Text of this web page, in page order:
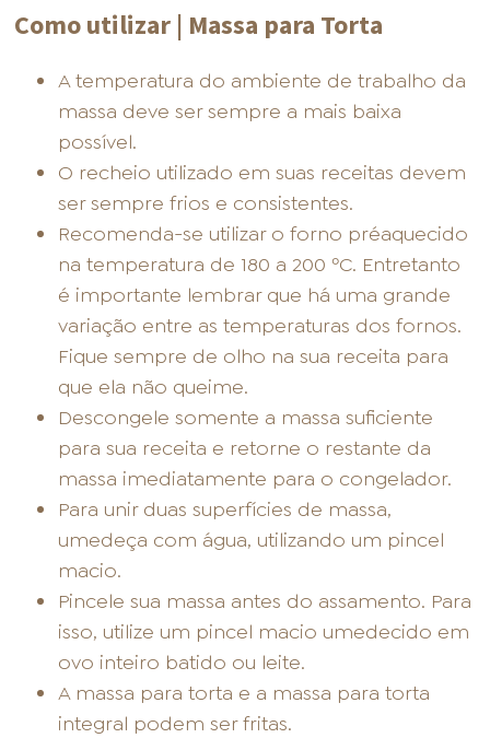
Como utilizar | Massa para Torta
A temperatura do ambiente de trabalho da
massa deve ser sempre a mais baixa
possível.
O recheio utilizado em suas receitas devem
ser sempre frios e consistentes.
Recomenda-se utilizar o forno préaquecido
na temperatura de 180 a 200 ºC. Entretanto
é importante lembrar que há uma grande
variação entre as temperaturas dos fornos.
Fique sempre de olho na sua receita para
que ela não queime.
Descongele somente a massa suficiente
para sua receita e retorne o restante da
massa imediatamente para o congelador.
Para unir duas superfícies de massa,
umedeça com água, utilizando um pincel
macio.
Pincele sua massa antes do assamento. Para
isso, utilize um pincel macio umedecido em
ovo inteiro batido ou leite.
A massa para torta e a massa para torta
integral podem ser fritas.